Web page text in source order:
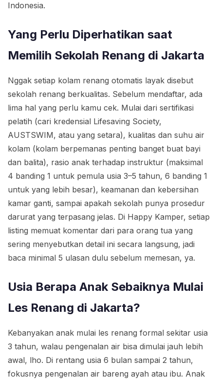
Indonesia.
Yang Perlu Diperhatikan saat
Memilih Sekolah Renang di Jakarta
Nggak setiap kolam renang otomatis layak disebut
sekolah renang berkualitas. Sebelum mendaftar, ada
lima hal yang perlu kamu cek. Mulai dari sertifikasi
pelatih (cari kredensial Lifesaving Society,
AUSTSWIM, atau yang setara), kualitas dan suhu air
kolam (kolam berpemanas penting banget buat bayi
dan balita), rasio anak terhadap instruktur (maksimal
4 banding 1 untuk pemula usia 3–5 tahun, 6 banding 1
untuk yang lebih besar), keamanan dan kebersihan
kamar ganti, sampai apakah sekolah punya prosedur
darurat yang terpasang jelas. Di Happy Kamper, setiap
listing memuat komentar dari para orang tua yang
sering menyebutkan detail ini secara langsung, jadi
baca minimal 5 ulasan dulu sebelum memesan, ya.
Usia Berapa Anak Sebaiknya Mulai
Les Renang di Jakarta?
Kebanyakan anak mulai les renang formal sekitar usia
3 tahun, walau pengenalan air bisa dimulai jauh lebih
awal, lho. Di rentang usia 6 bulan sampai 2 tahun,
fokusnya pengenalan air bareng ayah atau ibu. Anak